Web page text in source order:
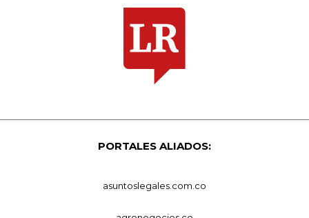
PORTALES ALIADOS:
asuntoslegales.com.co